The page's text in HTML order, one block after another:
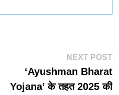
NEXT POST
‘Ayushman Bharat
Yojana’ के तहत 2025 की